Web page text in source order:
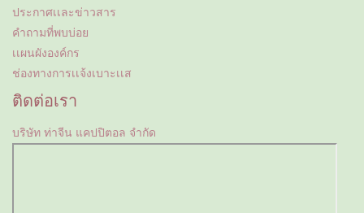
ประกาศเเละข่าวสาร
คำถามที่พบบ่อย
เเผนผังองค์กร
ช่องทางการเเจ้งเบาะเเส
ติดต่อเรา
บริษัท ท่าจีน แคปปิตอล จำกัด